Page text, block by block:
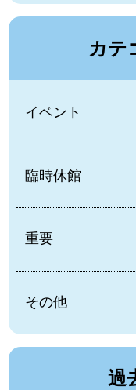
カテ
イベント
臨時休館
重要
その他
過